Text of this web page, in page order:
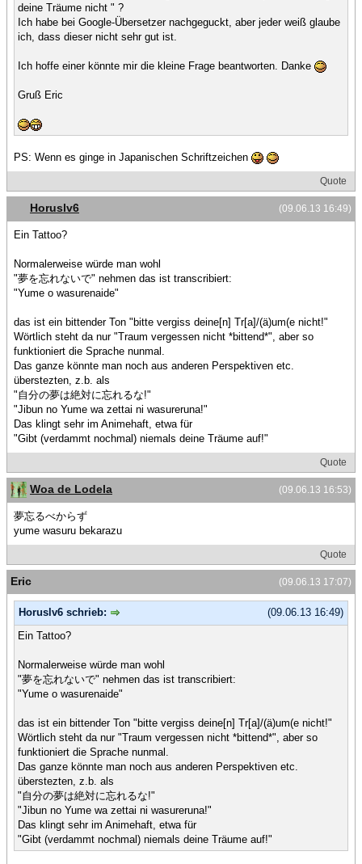
deine Träume nicht " ?
Ich habe bei Google-Übersetzer nachgeguckt, aber jeder weiß glaube
ich, dass dieser nicht sehr gut ist.
Ich hoffe einer könnte mir die kleine Frage beantworten. Danke
Gruß Eric
PS: Wenn es ginge in Japanischen Schriftzeichen
Quote
(09.06.13 16:49)
Horuslv6
Ein Tattoo?
Normalerweise würde man wohl
"夢を忘れないで" nehmen das ist transcribiert:
"Yume o wasurenaide"
das ist ein bittender Ton "bitte vergiss deine[n] Tr[a]/(ä)um(e nicht!"
Wörtlich steht da nur "Traum vergessen nicht *bittend*", aber so
funktioniert die Sprache nunmal.
Das ganze könnte man noch aus anderen Perspektiven etc.
überstezten, z.b. als
"自分の夢は絶対に忘れるな!"
"Jibun no Yume wa zettai ni wasureruna!"
Das klingt sehr im Animehaft, etwa für
"Gibt (verdammt nochmal) niemals deine Träume auf!"
Quote
(09.06.13 16:53)
Woa de Lodela
夢忘るべからず
yume wasuru bekarazu
Quote
(09.06.13 17:07)
Eric
(09.06.13 16:49)
Horuslv6 schrieb:
Ein Tattoo?
Normalerweise würde man wohl
"夢を忘れないで" nehmen das ist transcribiert:
"Yume o wasurenaide"
das ist ein bittender Ton "bitte vergiss deine[n] Tr[a]/(ä)um(e nicht!"
Wörtlich steht da nur "Traum vergessen nicht *bittend*", aber so
funktioniert die Sprache nunmal.
Das ganze könnte man noch aus anderen Perspektiven etc.
überstezten, z.b. als
"自分の夢は絶対に忘れるな!"
"Jibun no Yume wa zettai ni wasureruna!"
Das klingt sehr im Animehaft, etwa für
"Gibt (verdammt nochmal) niemals deine Träume auf!"